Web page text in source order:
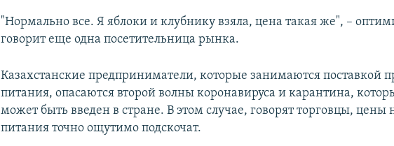
"Нормально все. Я яблоки и клубнику взяла, цена такая же", –
говорит еще одна посетительница рынка.
Казахстанские предприниматели, которые занимаются поставкой
питания, опасаются второй волны коронавируса и карантина,
может быть введен в стране. В этом случае, говорят торговцы, цены
питания точно ощутимо подскочат.